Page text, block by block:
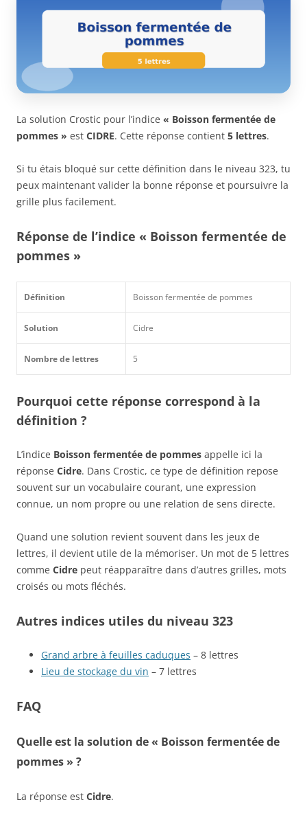
La solution Crostic pour l’indice « Boisson fermentée de
pommes » est CIDRE. Cette réponse contient 5 lettres.
Si tu étais bloqué sur cette définition dans le niveau 323, tu
peux maintenant valider la bonne réponse et poursuivre la
grille plus facilement.
Réponse de l’indice « Boisson fermentée de
pommes »
Définition Boisson fermentée de pommes
Solution Cidre
Nombre de lettres 5
Pourquoi cette réponse correspond à la
définition ?
L’indice Boisson fermentée de pommes appelle ici la
réponse Cidre. Dans Crostic, ce type de définition repose
souvent sur un vocabulaire courant, une expression
connue, un nom propre ou une relation de sens directe.
Quand une solution revient souvent dans les jeux de
lettres, il devient utile de la mémoriser. Un mot de 5 lettres
comme Cidre peut réapparaître dans d’autres grilles, mots
croisés ou mots fléchés.
Autres indices utiles du niveau 323
Grand arbre à feuilles caduques – 8 lettres
Lieu de stockage du vin – 7 lettres
FAQ
Quelle est la solution de « Boisson fermentée de
pommes » ?
La réponse est Cidre.